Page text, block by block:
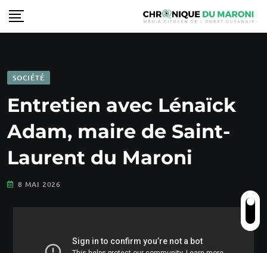
SOCIÉTÉ
Entretien avec Lénaïck
Adam, maire de Saint-
Laurent du Maroni
8 MAI 2026